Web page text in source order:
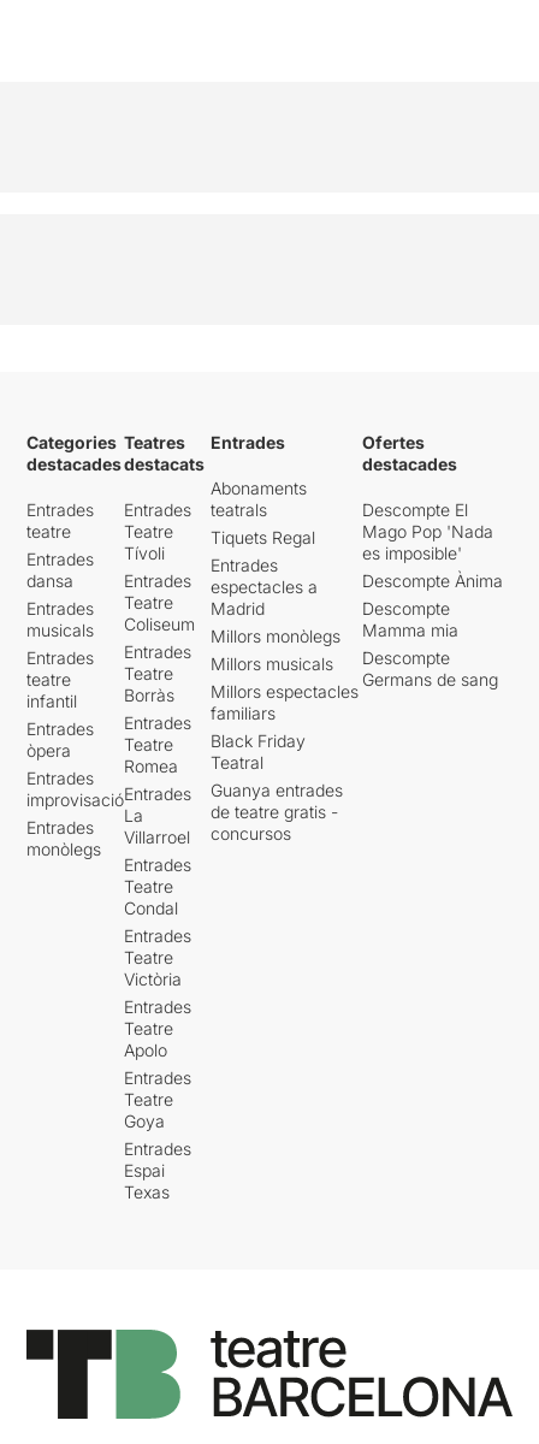
Categories
destacades
Entrades
teatre
Entrades
dansa
Entrades
musicals
Entrades
teatre
infantil
Entrades
òpera
Entrades
improvisació
Entrades
monòlegs
Teatres
destacats
Entrades
Teatre
Tívoli
Entrades
Teatre
Coliseum
Entrades
Teatre
Borràs
Entrades
Teatre
Romea
Entrades
La
Villarroel
Entrades
Teatre
Condal
Entrades
Teatre
Victòria
Entrades
Teatre
Apolo
Entrades
Teatre
Goya
Entrades
Espai
Texas
Entrades
Abonaments
teatrals
Tiquets Regal
Entrades
espectacles a
Madrid
Millors monòlegs
Millors musicals
Millors espectacles
familiars
Black Friday
Teatral
Guanya entrades
de teatre gratis -
concursos
Ofertes
destacades
Descompte El
Mago Pop 'Nada
es imposible'
Descompte Ànima
Descompte
Mamma mia
Descompte
Germans de sang